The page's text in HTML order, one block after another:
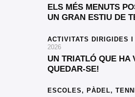
ELS MÉS MENUTS
UN GRAN ESTIU DE
ACTIVITATS DIRIGIDES I
2026
UN TRIATLÓ QUE HA
QUEDAR-SE!
ESCOLES, PÀDEL,